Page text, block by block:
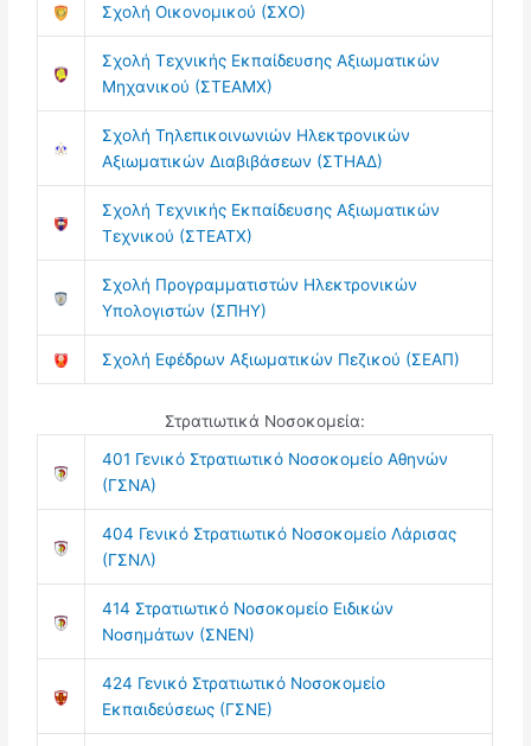
Σχολή Οικονομικού (ΣΧΟ)
Σχολή Τεχνικής Εκπαίδευσης Αξιωματικών
Μηχανικού (ΣΤΕΑΜΧ)
Σχολή Τηλεπικοινωνιών Ηλεκτρονικών
Αξιωματικών Διαβιβάσεων (ΣΤΗΑΔ)
Σχολή Τεχνικής Εκπαίδευσης Αξιωματικών
Τεχνικού (ΣΤΕΑΤΧ)
Σχολή Προγραμματιστών Ηλεκτρονικών
Υπολογιστών (ΣΠΗΥ)
Σχολή Εφέδρων Αξιωματικών Πεζικού (ΣΕΑΠ)
Στρατιωτικά Νοσοκομεία:
401 Γενικό Στρατιωτικό Νοσοκομείο Αθηνών
(ΓΣΝΑ)
404 Γενικό Στρατιωτικό Νοσοκομείο Λάρισας
(ΓΣΝΛ)
414 Στρατιωτικό Νοσοκομείο Ειδικών
Νοσημάτων (ΣΝΕΝ)
424 Γενικό Στρατιωτικό Νοσοκομείο
Εκπαιδεύσεως (ΓΣΝΕ)